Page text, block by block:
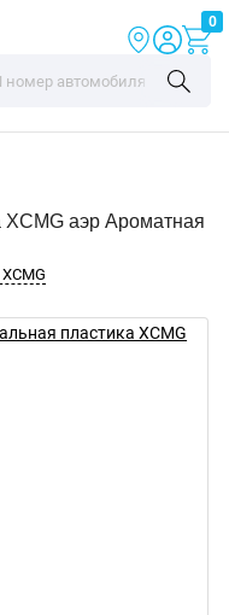
0
XCMG аэр Ароматная